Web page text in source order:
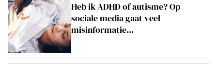
Heb ik ADHD of autisme? Op
sociale media gaat veel
misinformatie...